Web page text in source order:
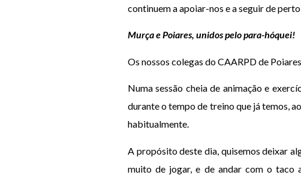
continuem a apoiar-nos e a seguir de
Murça e Poiares, unidos pelo para-hóquei!
Os nossos colegas do CAARPD de
Numa sessão cheia de animação e
durante o tempo de treino que já temos,
habitualmente.
A propósito deste dia, quisemos deixar
muito de jogar, e de andar com o taco